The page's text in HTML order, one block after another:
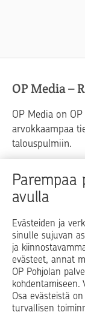
Parempaa
avulla
Evästeiden ja
sinulle sujuvan
ja
evästeet, annat
OP Pohjolan
kohdentamiseen.
Osa evästeistä
turvallisen
OP Media –
OP Media on
arvokkaampaa
talouspulmiin.
Raha
Blogit ja
Op.fi OP
Facebook
X